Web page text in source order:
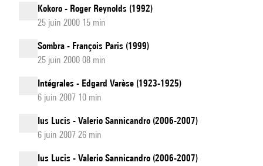
Kokoro - Roger Reynolds (1992)
25 juin 2000 15 min
Sombra - François Paris (1999)
25 juin 2000 08 min
Intégrales - Edgard Varèse (1923-1925)
6 juin 2007 10 min
Ius Lucis - Valerio Sannicandro (2006-2007)
6 juin 2007 26 min
Ius Lucis - Valerio Sannicandro (2006-2007)